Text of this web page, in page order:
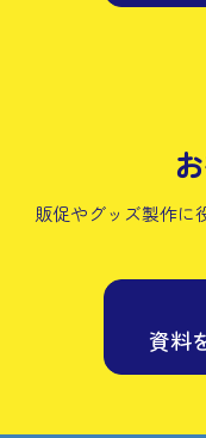
販促やグッズ製作に
資料